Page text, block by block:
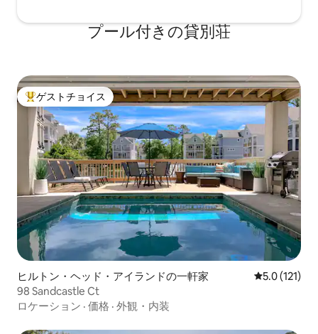
プール付きの貸別荘
大好評のゲストチョイスです。
ゲストチョイス
ヒルトン・ヘッド・アイランドの一軒家 レビュー121
5.0 (121)
98 Sandcastle Ct
ロケーション · 価格 · 外観・内装